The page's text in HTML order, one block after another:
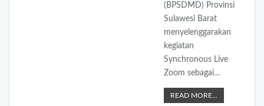
(BPSDMD) Provinsi
Sulawesi Barat
menyelenggarakan
kegiatan
Synchronous Live
Zoom sebagai…
READ MORE...